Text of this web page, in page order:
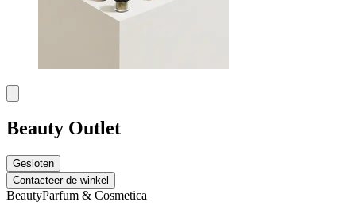
Beauty Outlet
Gesloten
Contacteer de winkel
BeautyParfum & Cosmetica